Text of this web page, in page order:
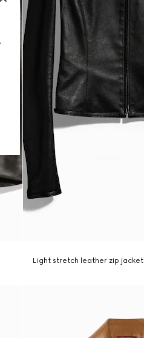
Light stretch leather zip jacket